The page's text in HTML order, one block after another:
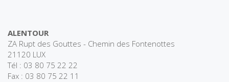
ALENTOUR
ZA Rupt des Gouttes - Chemin des Fontenottes
21120 LUX
Tél : 03 80 75 22 22
Fax : 03 80 75 22 11